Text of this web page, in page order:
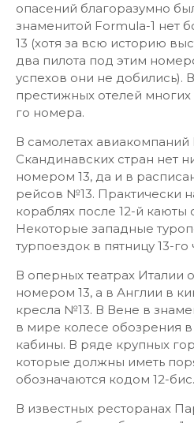
опасений благоразумно
знаменитой Formula-1 нет
13 (хотя за всю историю
два пилота под этим
успехов они не добились).
престижных отелей
го номера.
В самолетах
Скандинавских стран нет
номером 13, да и в
рейсов №13. Практически
кораблях после 12-й каюты
Некоторые западные
турпоездок в пятницу 13-го
В оперных театрах Италии
номером 13, а в Англии в
кресла №13. В Вене в
в мире колесе обозрения в
кабины. В ряде крупных
которые должны иметь
обозначаются кодом 12-бис.
В известных ресторанах